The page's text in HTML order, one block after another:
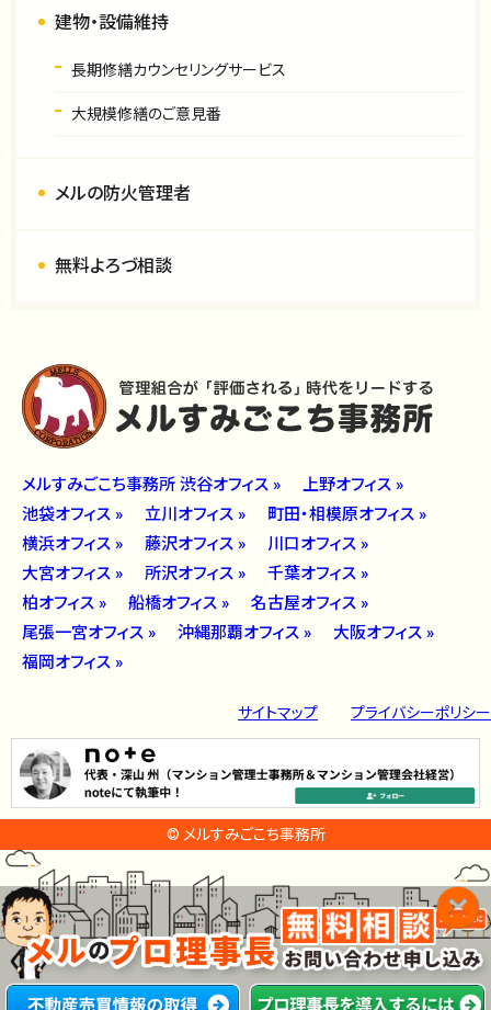
建物・設備維持
長期修繕カウンセリングサービス
大規模修繕のご意見番
メルの防火管理者
無料よろづ相談
メルすみごこち事務所 渋谷オフィス »
上野オフィス »
池袋オフィス »
立川オフィス »
町田・相模原オフィス »
横浜オフィス »
藤沢オフィス »
川口オフィス »
大宮オフィス »
所沢オフィス »
千葉オフィス »
柏オフィス »
船橋オフィス »
名古屋オフィス »
尾張一宮オフィス »
沖縄那覇オフィス »
大阪オフィス »
福岡オフィス »
サイトマップ プライバシーポリシー
© メルすみごこち事務所